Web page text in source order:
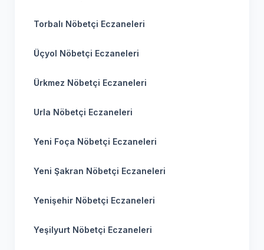
Torbalı Nöbetçi Eczaneleri
Üçyol Nöbetçi Eczaneleri
Ürkmez Nöbetçi Eczaneleri
Urla Nöbetçi Eczaneleri
Yeni Foça Nöbetçi Eczaneleri
Yeni Şakran Nöbetçi Eczaneleri
Yenişehir Nöbetçi Eczaneleri
Yeşilyurt Nöbetçi Eczaneleri